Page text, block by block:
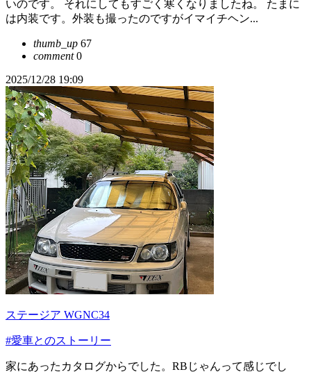
いのです。 それにしてもすごく寒くなりましたね。 たまに
は内装です。外装も撮ったのですがイマイチヘン...
thumb_up 67
comment0
2025/12/28 19:09
ステージア WGNC34
#愛車とのストーリー
家にあったカタログからでした。RBじゃんって感じでし